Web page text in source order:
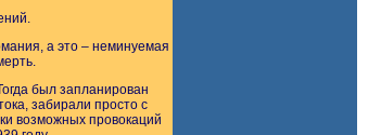
а это – неминуемая
был запланирован
забирали просто с
возможных провокаций